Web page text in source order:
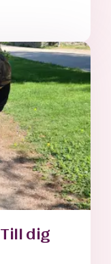
dig